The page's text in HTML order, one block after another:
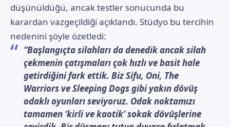
düşünüldüğü, ancak testler sonucunda bu
karardan vazgeçildiği açıklandı. Stüdyo bu tercihin
nedenini şöyle özetledi:
“Başlangıçta silahları da denedik ancak silah
çekmenin çatışmaları çok hızlı ve basit hale
getirdiğini fark ettik. Biz Sifu, Oni, The
Warriors ve Sleeping Dogs gibi yakın dövüş
odaklı oyunları seviyoruz. Odak noktamızı
tamamen ‘kirli ve kaotik’ sokak dövüşlerine